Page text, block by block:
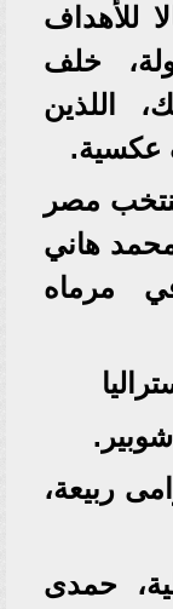
للأهداف
خلف
اللذين
عكسية.
مصر
أحرز محمد هاني
مرماه
ربيعة،
حمدى